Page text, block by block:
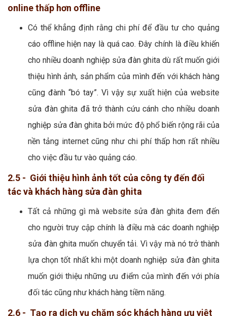
online thấp hơn offline
Có thể khẳng định rằng chi phí để đầu tư cho quảng
cáo offline hiện nay là quá cao. Đây chính là điều khiến
cho nhiều doanh nghiệp sửa đàn ghita dù rất muốn giới
thiệu hình ảnh, sản phẩm của mình đến với khách hàng
cũng đành “bó tay”. Vì vậy sự xuất hiện của website
sửa đàn ghita đã trở thành cứu cánh cho nhiều doanh
nghiệp sửa đàn ghita bởi mức độ phổ biến rộng rãi của
nền tảng internet cũng như chi phí thấp hơn rất nhiều
cho việc đầu tư vào quảng cáo.
2.5 - Giới thiệu hình ảnh tốt của công ty đến đối
tác và khách hàng sửa đàn ghita
Tất cả những gì mà website sửa đàn ghita đem đến
cho người truy cập chính là điều mà các doanh nghiệp
sửa đàn ghita muốn chuyển tải. Vì vậy mà nó trở thành
lựa chọn tốt nhất khi một doanh nghiệp sửa đàn ghita
muốn giới thiệu những ưu điểm của mình đến với phía
đối tác cũng như khách hàng tiềm năng.
2.6 - Tạo ra dịch vụ chăm sóc khách hàng ưu việt